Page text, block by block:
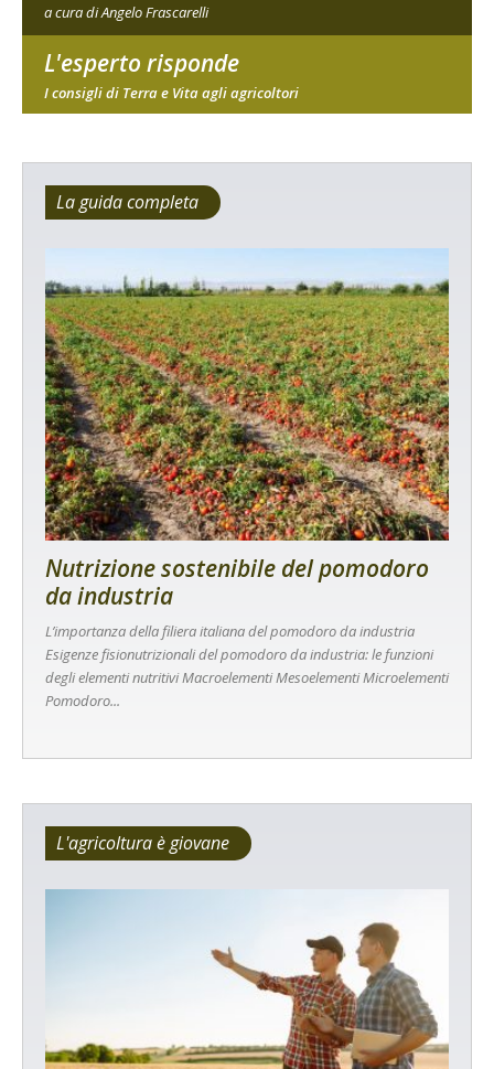
a cura di Angelo Frascarelli
L'esperto risponde
I consigli di Terra e Vita agli agricoltori
La guida completa
Nutrizione sostenibile del pomodoro
da industria
L’importanza della filiera italiana del pomodoro da industria
Esigenze fisionutrizionali del pomodoro da industria: le funzioni
degli elementi nutritivi Macroelementi Mesoelementi Microelementi
Pomodoro...
L'agricoltura è giovane